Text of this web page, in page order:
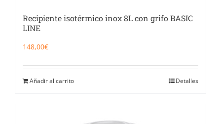
Recipiente isotérmico inox 8L con grifo BASIC
LINE
148,00€
Añadir al carrito Detalles